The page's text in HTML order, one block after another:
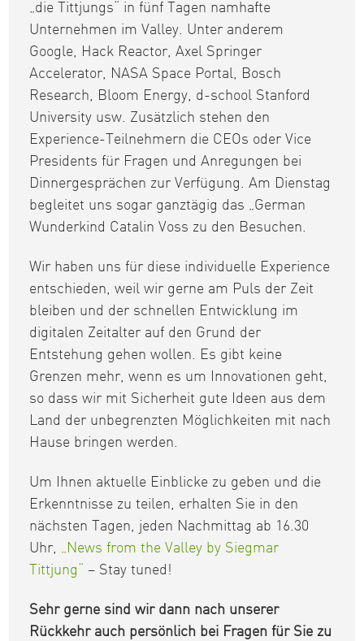
„die Tittjungs“ in fünf Tagen namhafte
Unternehmen im Valley. Unter anderem
Google, Hack Reactor, Axel Springer
Accelerator, NASA Space Portal, Bosch
Research, Bloom Energy, d-school Stanford
University usw. Zusätzlich stehen den
Experience-Teilnehmern die CEOs oder Vice
Presidents für Fragen und Anregungen bei
Dinnergesprächen zur Verfügung. Am Dienstag
begleitet uns sogar ganztägig das „German
Wunderkind Catalin Voss zu den Besuchen.
Wir haben uns für diese individuelle Experience
entschieden, weil wir gerne am Puls der Zeit
bleiben und der schnellen Entwicklung im
digitalen Zeitalter auf den Grund der
Entstehung gehen wollen. Es gibt keine
Grenzen mehr, wenn es um Innovationen geht,
so dass wir mit Sicherheit gute Ideen aus dem
Land der unbegrenzten Möglichkeiten mit nach
Hause bringen werden.
Um Ihnen aktuelle Einblicke zu geben und die
Erkenntnisse zu teilen, erhalten Sie in den
nächsten Tagen, jeden Nachmittag ab 16.30
Uhr, „News from the Valley by Siegmar
Tittjung“
– Stay tuned!
Sehr gerne sind wir dann nach unserer
Rückkehr auch persönlich bei Fragen für Sie zu